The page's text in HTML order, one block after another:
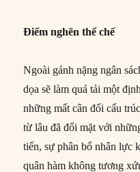
Điểm nghẽn thể chế
Ngoài gánh nặng ngân
dọa sẽ làm quá tải một
những mất cân đối cấu
từ lâu đã đối mặt với
tiến, sự phân bổ nhân lực
quân hàm không tương